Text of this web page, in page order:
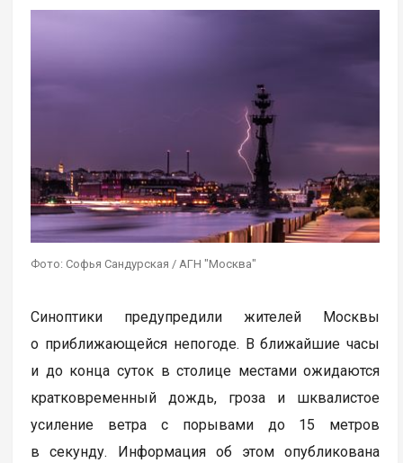
Фото: Софья Сандурская / АГН "Москва"
Синоптики предупредили жителей Москвы
о приближающейся непогоде. В ближайшие часы
и до конца суток в столице местами ожидаются
кратковременный дождь, гроза и шквалистое
усиление ветра с порывами до 15 метров
в секунду. Информация об этом опубликована